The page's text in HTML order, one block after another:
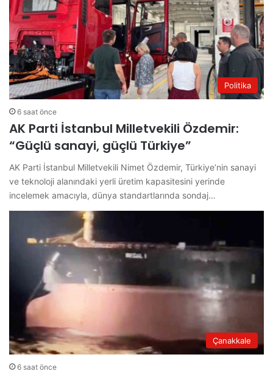
Politika
6 saat önce
AK Parti İstanbul Milletvekili Özdemir:
“Güçlü sanayi, güçlü Türkiye”
AK Parti İstanbul Milletvekili Nimet Özdemir, Türkiye’nin sanayi
ve teknoloji alanındaki yerli üretim kapasitesini yerinde
incelemek amacıyla, dünya standartlarında sondaj…
Çanakkale
6 saat önce